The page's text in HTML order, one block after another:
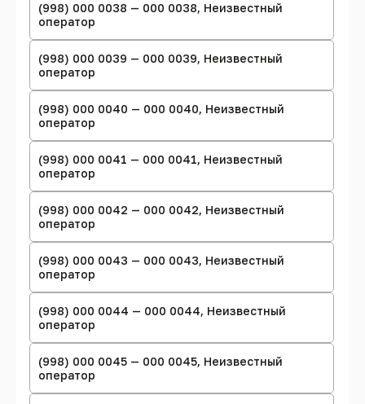
(998) 000 0038 — 000 0038, Неизвестный
оператор
(998) 000 0039 — 000 0039, Неизвестный
оператор
(998) 000 0040 — 000 0040, Неизвестный
оператор
(998) 000 0041 — 000 0041, Неизвестный
оператор
(998) 000 0042 — 000 0042, Неизвестный
оператор
(998) 000 0043 — 000 0043, Неизвестный
оператор
(998) 000 0044 — 000 0044, Неизвестный
оператор
(998) 000 0045 — 000 0045, Неизвестный
оператор